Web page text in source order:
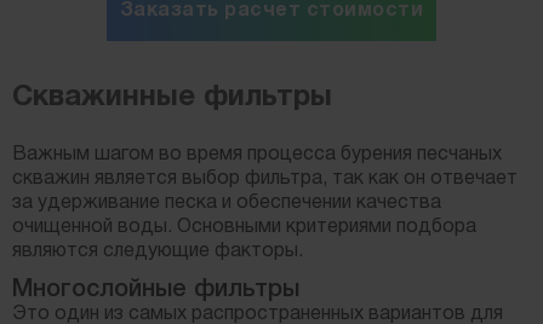
Заказать расчет стоимости
Скважинные фильтры
Важным шагом во время процесса бурения песчаных
скважин является выбор фильтра, так как он отвечает
за удерживание песка и обеспечении качества
очищенной воды. Основными критериями подбора
являются следующие факторы.
Многослойные фильтры
Это один из самых распространенных вариантов для